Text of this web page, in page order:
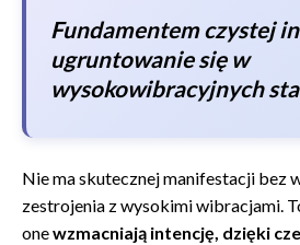
Fundamentem czystej
ugruntowanie się w
wysokowibracyjnych
Nie ma skutecznej manifestacji bez
zestrojenia z wysokimi wibracjami.
onewzmacniają intencję, dzięki